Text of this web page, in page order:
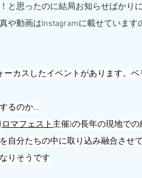
と思ったのに結局お知らせばかり
や動画はInstagramに載せていま
ーカスしたイベントがあります。
るのか…
ロマフェスト主催)の長年の現地で
自分たちの中に取り込み融合させ
りそうです